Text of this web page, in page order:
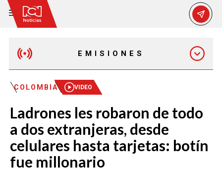
EMISIONES
EMISIÓN 12:30 PM
EMISIÓN 7:00 PM
COLOMBIA VIDEO
Ladrones les robaron de todo
a dos extranjeras, desde
celulares hasta tarjetas: botín
fue millonario